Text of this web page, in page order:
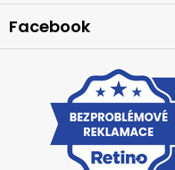
Facebook